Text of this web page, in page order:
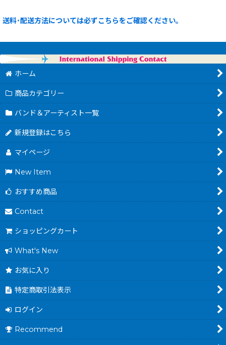
送料･配送方法については必ずこちらをご確認ください。
ホーム
商品カテゴリー
バンド＆アーティスト一覧
新規登録はこちら
マイページ
New Item
おすすめ商品
Contact
ショッピングカート
What's New
お気に入り
特定商取引法表示
ログイン
Recommend